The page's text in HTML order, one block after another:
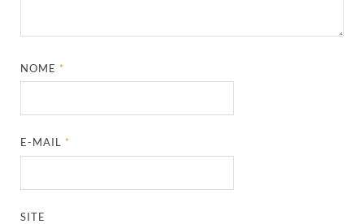
NOME*
E-MAIL*
SITE